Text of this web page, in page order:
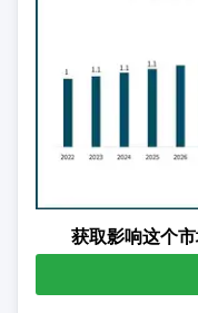
获取影响这个